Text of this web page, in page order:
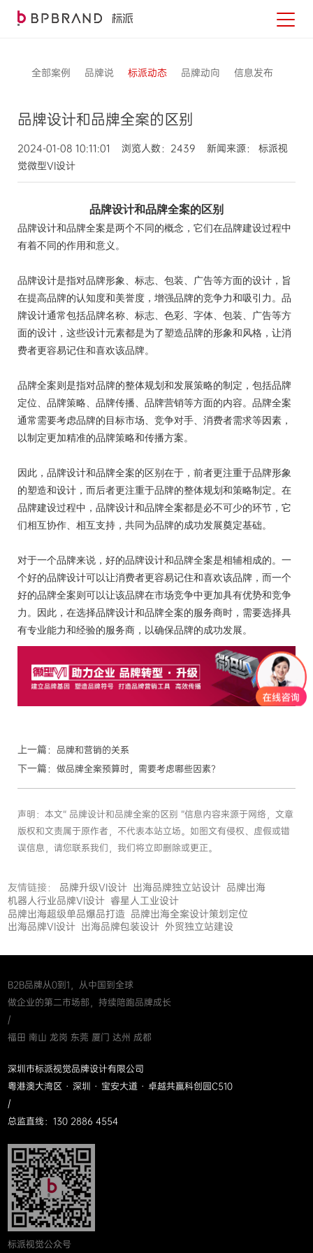
全部案例 品牌说 标派动态 品牌动向 信息发布
品牌设计和品牌全案的区别
2024-01-08 10:11:01 浏览人数：2439 新闻来源： 标派视
觉微型VI设计
品牌设计和品牌全案的区别
品牌设计和品牌全案是两个不同的概念，它们在品牌建设过程中
有着不同的作用和意义。
品牌设计是指对品牌形象、标志、包装、广告等方面的设计，旨
在提高品牌的认知度和美誉度，增强品牌的竞争力和吸引力。品
牌设计通常包括品牌名称、标志、色彩、字体、包装、广告等方
面的设计，这些设计元素都是为了塑造品牌的形象和风格，让消
费者更容易记住和喜欢该品牌。
品牌全案则是指对品牌的整体规划和发展策略的制定，包括品牌
定位、品牌策略、品牌传播、品牌营销等方面的内容。品牌全案
通常需要考虑品牌的目标市场、竞争对手、消费者需求等因素，
以制定更加精准的品牌策略和传播方案。
因此，品牌设计和品牌全案的区别在于，前者更注重于品牌形象
的塑造和设计，而后者更注重于品牌的整体规划和策略制定。在
品牌建设过程中，品牌设计和品牌全案都是必不可少的环节，它
们相互协作、相互支持，共同为品牌的成功发展奠定基础。
对于一个品牌来说，好的品牌设计和品牌全案是相辅相成的。一
个好的品牌设计可以让消费者更容易记住和喜欢该品牌，而一个
好的品牌全案则可以让该品牌在市场竞争中更加具有优势和竞争
力。因此，在选择品牌设计和品牌全案的服务商时，需要选择具
有专业能力和经验的服务商，以确保品牌的成功发展。
上一篇： 品牌和营销的关系
下一篇： 做品牌全案预算时，需要考虑哪些因素？
声明：本文“ 品牌设计和品牌全案的区别 ”信息内容来源于网络，文章
版权和文责属于原作者，不代表本站立场。如图文有侵权、虚假或错
误信息，请您联系我们，我们将立即删除或更正。
友情链接： 品牌升级VI设计 出海品牌独立站设计 品牌出海
机器人行业品牌VI设计 睿星人工业设计
品牌出海超级单品爆品打造 品牌出海全案设计策划定位
出海品牌VI设计 出海品牌包装设计 外贸独立站建设
B2B品牌从0到1，从中国到全球
做企业的第二市场部，持续陪跑品牌成长
/
福田 南山 龙岗 东莞 厦门 达州 成都
深圳市标派视觉品牌设计有限公司
粤港澳大湾区 · 深圳 · 宝安大道 · 卓越共赢科创园C510
/
总监直线：130 2886 4554
标派视觉公众号